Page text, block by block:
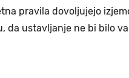
pravila dovoljujejo
da ustavljanje ne bi bilo